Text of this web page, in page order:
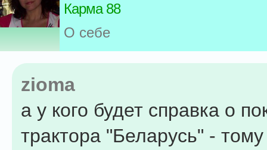
Карма 88
О себе
zioma
а у кого будет справка о
трактора "Беларусь" -